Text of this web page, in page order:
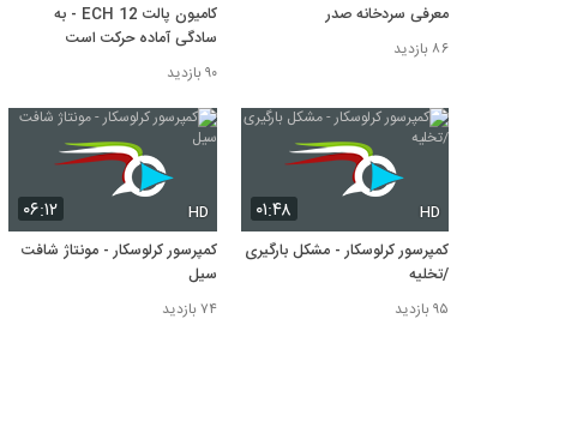
معرفی سردخانه صدر
۸۶ بازدید
کامیون پالت ECH 12 - به
سادگی آماده حرکت است
۹۰ بازدید
۰۱:۴۸ HD
کمپرسور کرلوسکار - مشکل بارگیری
/تخلیه
۹۵ بازدید
۰۶:۱۲ HD
کمپرسور کرلوسکار - مونتاژ شافت
سیل
۷۴ بازدید